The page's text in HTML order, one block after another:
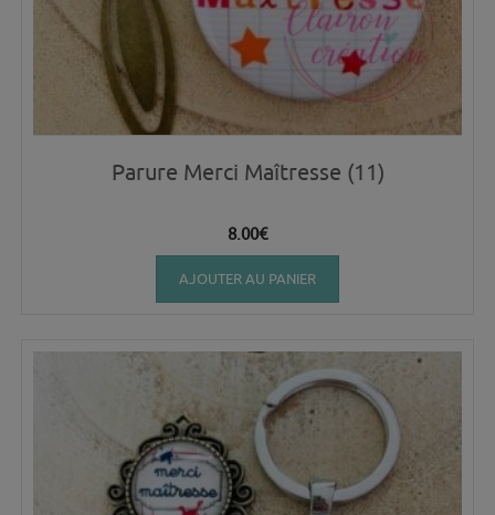
Parure Merci Maîtresse (11)
8.00€
AJOUTER AU PANIER